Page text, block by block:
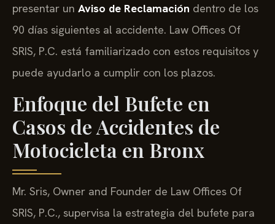
presentar un Aviso de Reclamación dentro de los
90 días siguientes al accidente. Law Offices Of
SRIS, P.C. está familiarizado con estos requisitos y
puede ayudarlo a cumplir con los plazos.
Enfoque del Bufete en
Casos de Accidentes de
Motocicleta en Bronx
Mr. Sris, Owner and Founder de Law Offices Of
SRIS, P.C., supervisa la estrategia del bufete para